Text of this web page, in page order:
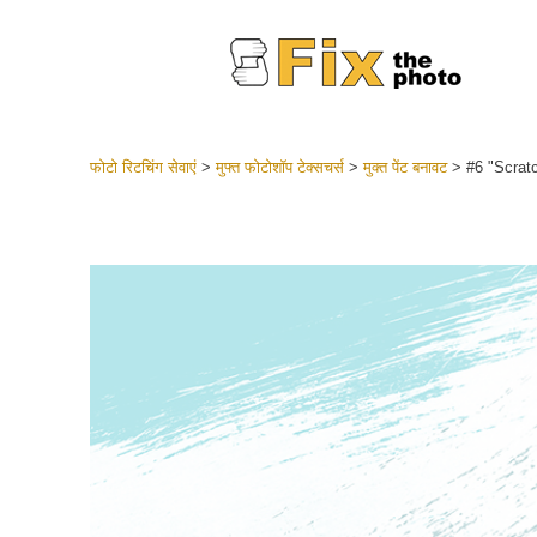
शादी की
बेस्ट डील
मोबाइल
फोटो रिटचिंग सेवाएं>मुफ्त फोटोशॉप टेक्सचर्स>मुक्त पेंट बनावट> #6